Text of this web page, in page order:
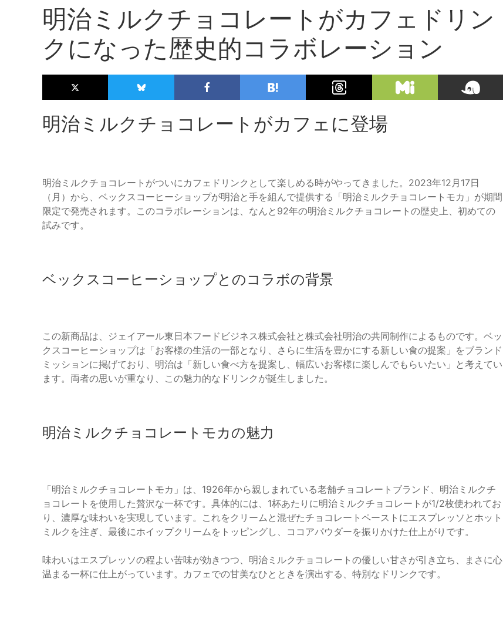
明治ミルクチョコレートがカフェドリン
クになった歴史的コラボレーション
明治ミルクチョコレートがカフェに登場
明治ミルクチョコレートがついにカフェドリンクとして楽しめる時がやってきました。2023年12月17日
（月）から、ベックスコーヒーショップが明治と手を組んで提供する「明治ミルクチョコレートモカ」が期間
限定で発売されます。このコラボレーションは、なんと92年の明治ミルクチョコレートの歴史上、初めての
試みです。
ベックスコーヒーショップとのコラボの背景
この新商品は、ジェイアール東日本フードビジネス株式会社と株式会社明治の共同制作によるものです。ベッ
クスコーヒーショップは「お客様の生活の一部となり、さらに生活を豊かにする新しい食の提案」をブランド
ミッションに掲げており、明治は「新しい食べ方を提案し、幅広いお客様に楽しんでもらいたい」と考えてい
ます。両者の思いが重なり、この魅力的なドリンクが誕生しました。
明治ミルクチョコレートモカの魅力
「明治ミルクチョコレートモカ」は、1926年から親しまれている老舗チョコレートブランド、明治ミルクチ
ョコレートを使用した贅沢な一杯です。具体的には、1杯あたりに明治ミルクチョコレートが1/2枚使われてお
り、濃厚な味わいを実現しています。これをクリームと混ぜたチョコレートペーストにエスプレッソとホット
ミルクを注ぎ、最後にホイップクリームをトッピングし、ココアパウダーを振りかけた仕上がりです。
味わいはエスプレッソの程よい苦味が効きつつ、明治ミルクチョコレートの優しい甘さが引き立ち、まさに心
温まる一杯に仕上がっています。カフェでの甘美なひとときを演出する、特別なドリンクです。